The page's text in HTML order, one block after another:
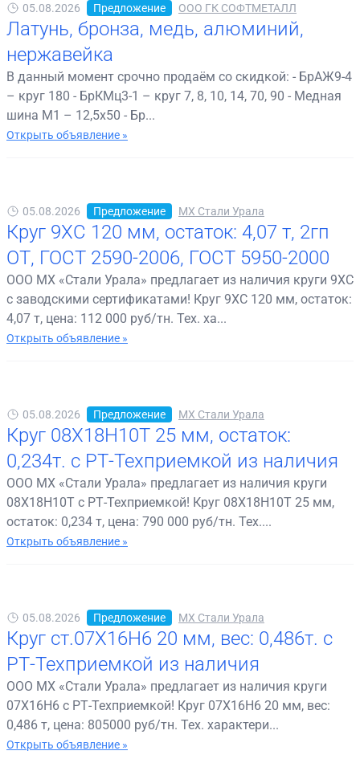
05.08.2026 Предложение ООО ГК СОФТМЕТАЛЛ
Латунь, бронза, медь, алюминий,
нержавейка
В данный момент срочно продаём со скидкой: - БрАЖ9-4
– круг 180 - БрКМц3-1 – круг 7, 8, 10, 14, 70, 90 - Медная
шина М1 – 12,5х50 - Бр...
Открыть объявление »
05.08.2026 Предложение МХ Стали Урала
Круг 9ХС 120 мм, остаток: 4,07 т, 2гп
ОТ, ГОСТ 2590-2006, ГОСТ 5950-2000
ООО МХ «Стали Урала» предлагает из наличия круги 9ХС
с заводскими сертификатами! Круг 9ХС 120 мм, остаток:
4,07 т, цена: 112 000 руб/тн. Тех. ха...
Открыть объявление »
05.08.2026 Предложение МХ Стали Урала
Круг 08Х18Н10Т 25 мм, остаток:
0,234т. с РТ-Техприемкой из наличия
ООО МХ «Стали Урала» предлагает из наличия круги
08Х18Н10Т с РТ-Техприемкой! Круг 08Х18Н10Т 25 мм,
остаток: 0,234 т, цена: 790 000 руб/тн. Тех....
Открыть объявление »
05.08.2026 Предложение МХ Стали Урала
Круг ст.07Х16Н6 20 мм, вес: 0,486т. с
РТ-Техприемкой из наличия
ООО МХ «Стали Урала» предлагает из наличия круги
07Х16Н6 с РТ-Техприемкой! Круг 07Х16Н6 20 мм, вес:
0,486 т, цена: 805000 руб/тн. Тех. характери...
Открыть объявление »